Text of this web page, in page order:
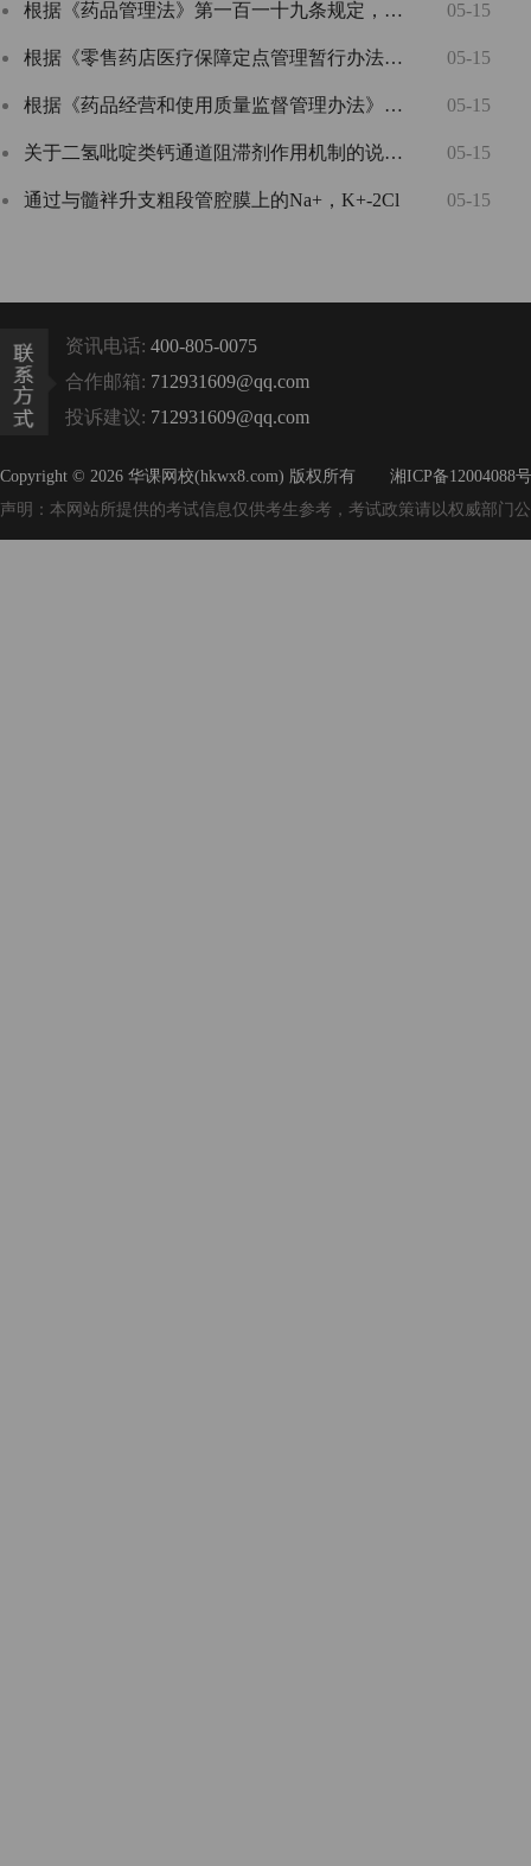
根据《药品管理法》第一百一十九条规定，药品使用单 05-15
根据《零售药店医疗保障定点管理暂行办法》，申请医 05-15
根据《药品经营和使用质量监督管理办法》，药品零售 05-15
关于二氢吡啶类钙通道阻滞剂作用机制的说法，错误的 05-15
通过与髓袢升支粗段管腔膜上的Na+，K+-2Cl 05-15
资讯电话: 400-805-0075
合作邮箱: 712931609@qq.com
投诉建议: 712931609@qq.com
Copyright © 2026 华课网校(hkwx8.com) 版权所有
湘ICP备12004088
声明：本网站所提供的考试信息仅供考生参考，考试政策请以权威部门